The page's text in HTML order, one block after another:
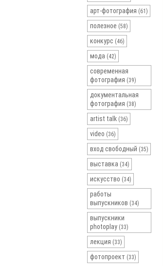
арт-фотография (61)
полезное (58)
конкурс (46)
мода (42)
современная
фотография (39)
документальная
фотография (38)
artist talk (36)
video (36)
вход свободный (35)
выставка (34)
искусство (34)
работы
выпускников (34)
выпускники
photoplay (33)
лекция (33)
фотопроект (33)